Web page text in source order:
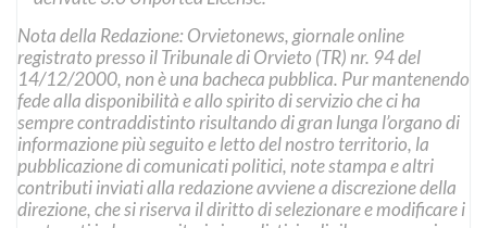
Nota della Redazione: Orvietonews, giornale online
registrato presso il Tribunale di Orvieto (TR) nr. 94 del
14/12/2000, non è una bacheca pubblica. Pur mantenendo
fede alla disponibilità e allo spirito di servizio che ci ha
sempre contraddistinto risultando di gran lunga l’organo di
informazione più seguito e letto del nostro territorio, la
pubblicazione di comunicati politici, note stampa e altri
contributi inviati alla redazione avviene a discrezione della
direzione, che si riserva il diritto di selezionare e modificare i